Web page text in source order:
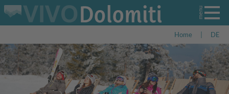
Home DE